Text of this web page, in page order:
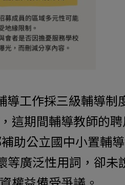
工作採三級輔導
這期間輔導教師的
助公立國中小置輔
廣泛性用詞，卻